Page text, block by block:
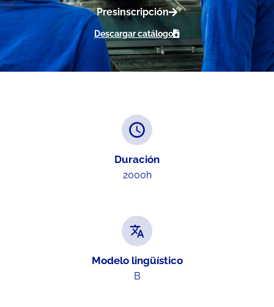
Presinscripción
Descargar catálogo
Duración
2000h
Modelo lingüístico
B